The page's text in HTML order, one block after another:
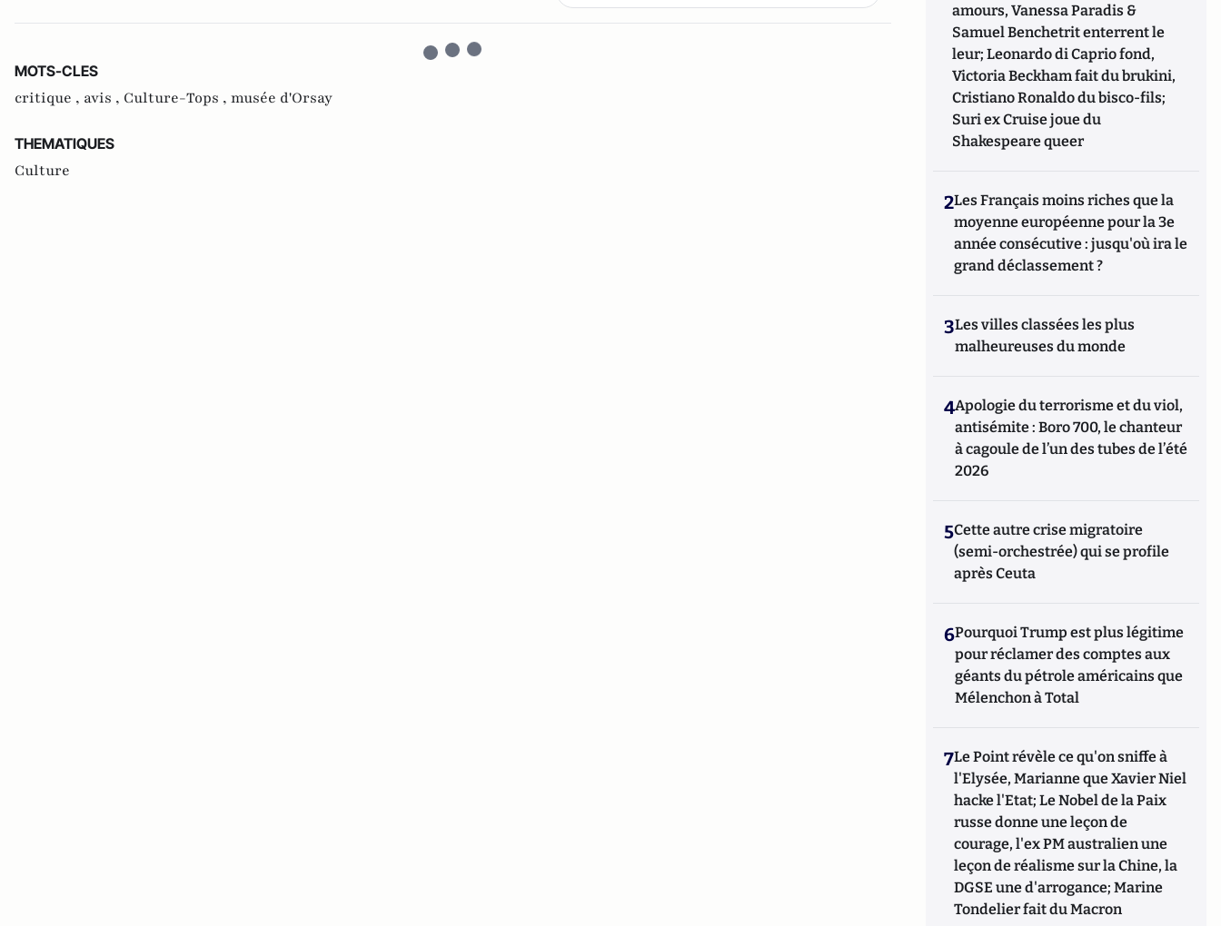
MOTS-CLES
critique , avis , Culture-Tops , musée d'Orsay
THEMATIQUES
Culture
amours, Vanessa Paradis &
Samuel Benchetrit enterrent le
leur; Leonardo di Caprio fond,
Victoria Beckham fait du brukini,
Cristiano Ronaldo du bisco-fils;
Suri ex Cruise joue du
Shakespeare queer
2Les Français moins riches que la
moyenne européenne pour la 3e
année consécutive : jusqu'où ira le
grand déclassement ?
3Les villes classées les plus
malheureuses du monde
4Apologie du terrorisme et du viol,
antisémite : Boro 700, le chanteur
à cagoule de l’un des tubes de l’été
2026
5Cette autre crise migratoire
(semi-orchestrée) qui se profile
après Ceuta
6Pourquoi Trump est plus légitime
pour réclamer des comptes aux
géants du pétrole américains que
Mélenchon à Total
7Le Point révèle ce qu'on sniffe à
l'Elysée, Marianne que Xavier Niel
hacke l'Etat; Le Nobel de la Paix
russe donne une leçon de
courage, l'ex PM australien une
leçon de réalisme sur la Chine, la
DGSE une d'arrogance; Marine
Tondelier fait du Macron